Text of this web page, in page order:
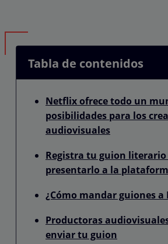
Tabla de contenidos
Netflix ofrece todo un
posibilidades para los
audiovisuales
Registra tu guion literario
presentarlo a la
¿Cómo mandar guiones a
Productoras
enviar tu guion